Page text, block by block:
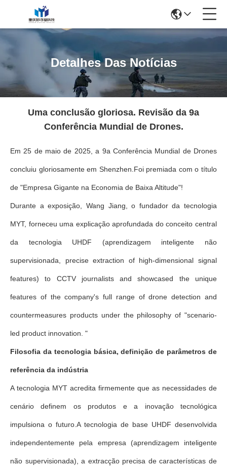
Detalhes Das Notícias
Uma conclusão gloriosa. Revisão da 9a
Conferência Mundial de Drones.
Em 25 de maio de 2025, a 9a Conferência Mundial de Drones
concluiu gloriosamente em Shenzhen.Foi premiada com o título
de "Empresa Gigante na Economia de Baixa Altitude"!
Durante a exposição, Wang Jiang, o fundador da tecnologia
MYT, forneceu uma explicação aprofundada do conceito central
da tecnologia UHDF (aprendizagem inteligente não
supervisionada, precise extraction of high-dimensional signal
features) to CCTV journalists and showcased the unique
features of the company's full range of drone detection and
countermeasures products under the philosophy of "scenario-
led product innovation. "
Filosofia da tecnologia básica, definição de parâmetros de
referência da indústria
A tecnologia MYT acredita firmemente que as necessidades de
cenário definem os produtos e a inovação tecnológica
impulsiona o futuro.A tecnologia de base UHDF desenvolvida
independentemente pela empresa (aprendizagem inteligente
não supervisionada), a extracção precisa de características de